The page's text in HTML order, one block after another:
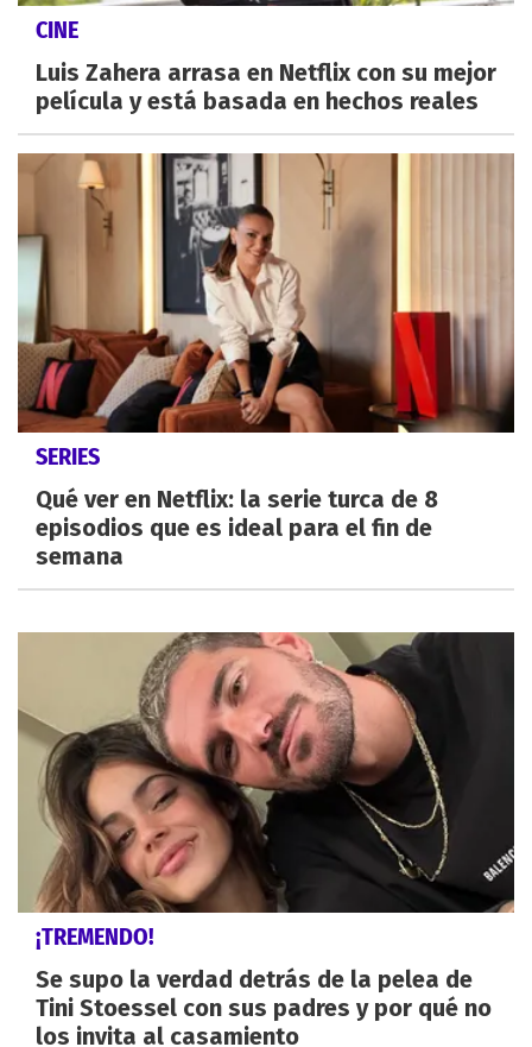
CINE
Luis Zahera arrasa en Netflix con su mejor
película y está basada en hechos reales
SERIES
Qué ver en Netflix: la serie turca de 8
episodios que es ideal para el fin de
semana
¡TREMENDO!
Se supo la verdad detrás de la pelea de
Tini Stoessel con sus padres y por qué no
los invita al casamiento